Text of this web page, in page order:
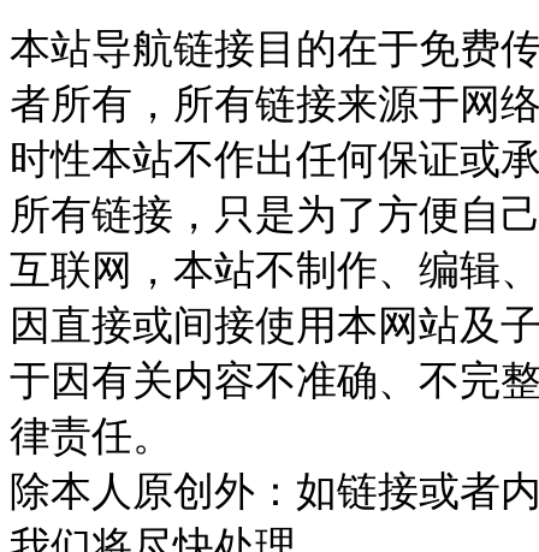
本站导航链接目的在于免费
者所有，所有链接来源于网
时性本站不作出任何保证或
所有链接，只是为了方便自
互联网，本站不制作、编辑
因直接或间接使用本网站及
于因有关内容不准确、不完
律责任。
除本人原创外：如链接或者